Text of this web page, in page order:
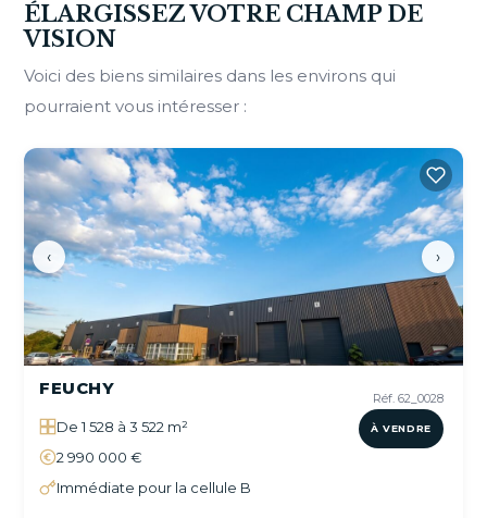
ÉLARGISSEZ VOTRE CHAMP DE
VISION
Voici des biens similaires dans les environs qui
pourraient vous intéresser :
‹ ›
Réf. 62_0028
À VENDRE
FEUCHY
De 1 528 à 3 522 m²
2 990 000 €
Immédiate pour la cellule B